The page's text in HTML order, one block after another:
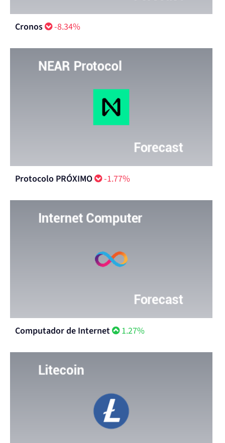
Cronos -8.34%
Protocolo PRÓXIMO -1.77%
Computador de Internet 1.27%